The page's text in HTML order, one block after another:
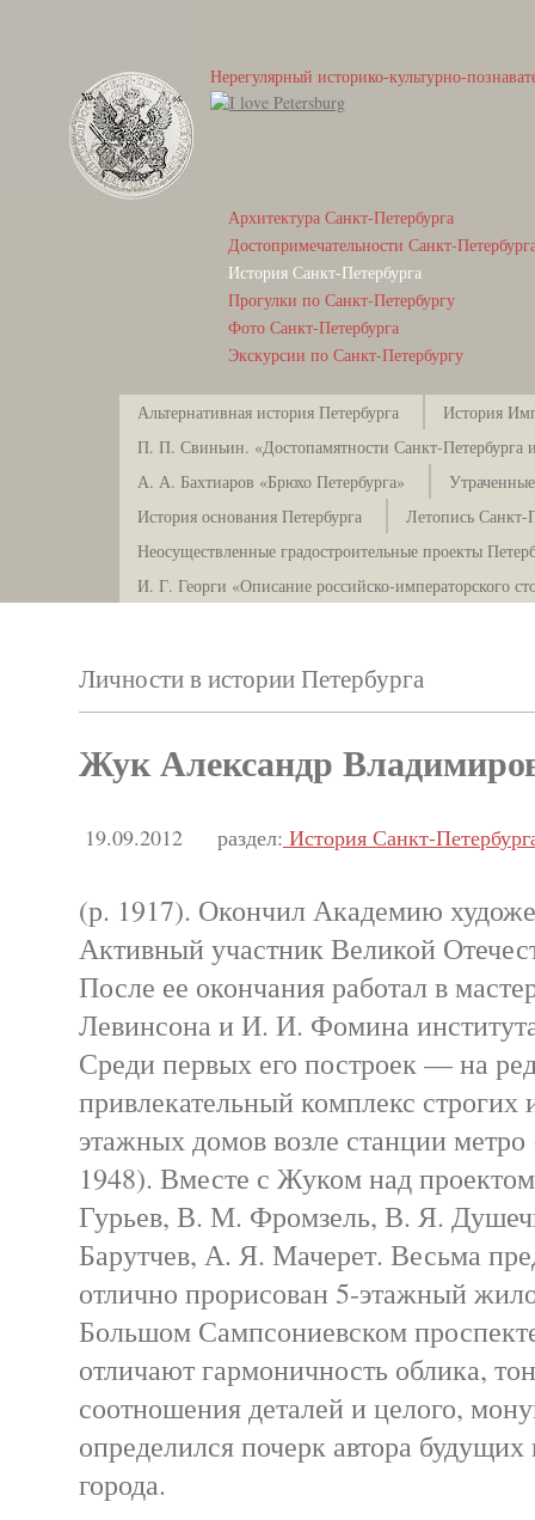
Нерегулярный историко-культурно-
Архитектура Санкт-Петербурга
Достопримечательности Санкт-
История Санкт-Петербурга
Прогулки по Санкт-Петербургу
Фото Санкт-Петербурга
Экскурсии по Санкт-Петербургу
Альтернативная история Петербурга
История
П. П. Свиньин. «Достопамятности Санкт-Петербурга и
А. А. Бахтиаров «Брюхо Петербурга»
История основания Петербурга
Летопись Санкт-
Неосуществленные градостроительные проекты
И. Г. Георги «Описание российско-императорского
Личности в истории Петербурга
Жук Александр
19.09.2012 раздел: История Санкт-
(р. 1917). Окончил Академию
Активный участник Великой
После ее окончания работал в
Левинсона и И. И. Фомина
Среди первых его построек — на
привлекательный комплекс
этажных домов возле станции
1948). Вместе с Жуком над
Гурьев, В. М. Фромзель, В. Я.
Барутчев, А. Я. Мачерет. Весьма
отлично прорисован 5-этажный
Большом Сампсониевском
отличают гармоничность облика,
соотношения деталей и целого,
определился почерк автора
города.